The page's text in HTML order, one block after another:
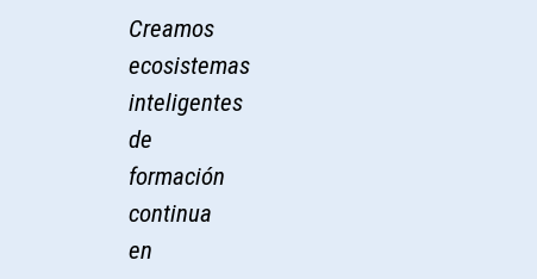
Creamos
ecosistemas
inteligentes
de
formación
continua
en